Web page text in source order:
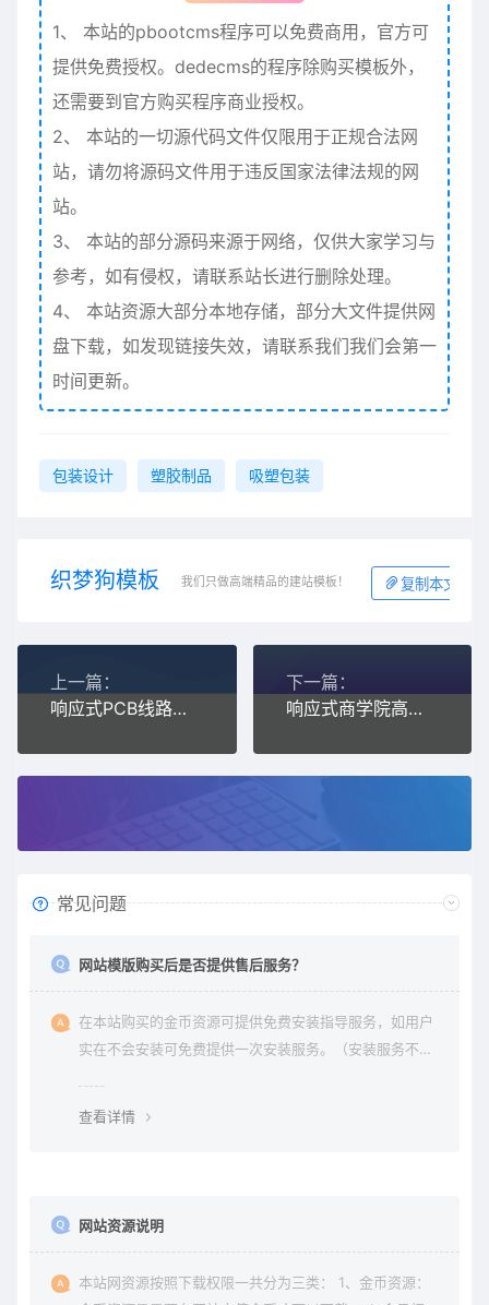
1、
本站的pbootcms程序可以免费商用，官方可
提供免费授权。dedecms的程序除购买模板外，
还需要到官方购买程序商业授权。
2、
本站的一切源代码文件仅限用于正规合法网
站，请勿将源码文件用于违反国家法律法规的网
站。
3、
本站的部分源码来源于网络，仅供大家学习与
参考，如有侵权，请联系站长进行删除处理。
4、
本站资源大部分本地存储，部分大文件提供网
盘下载，如发现链接失效，请联系我们我们会第一
时间更新。
包装设计 塑胶制品 吸塑包装
织梦狗模板 我们只做高端精品的建站模板！ 复制本文链接
上一篇：
响应式PCB线路板生产企业pbootcms网站模板
下一篇：
响应式商学院高级管理精英培训企业pbootcms模板
常见问题
网站模版购买后是否提供售后服务？
在本站购买的金币资源可提供免费安装指导服务，如用户
实在不会安装可免费提供一次安装服务。（安装服务不包
查看详情
网站资源说明
本站网资源按照下载权限一共分为三类： 1、金币资源：